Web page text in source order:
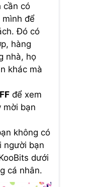
cần có
mình để
Đó có
hàng
nhà, họ
khác mà
để xem
mời bạn
không có
người bạn
dưới
cá nhân.